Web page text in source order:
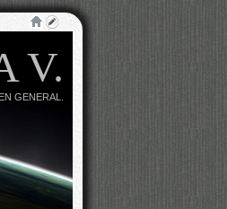
V.
GENERAL.